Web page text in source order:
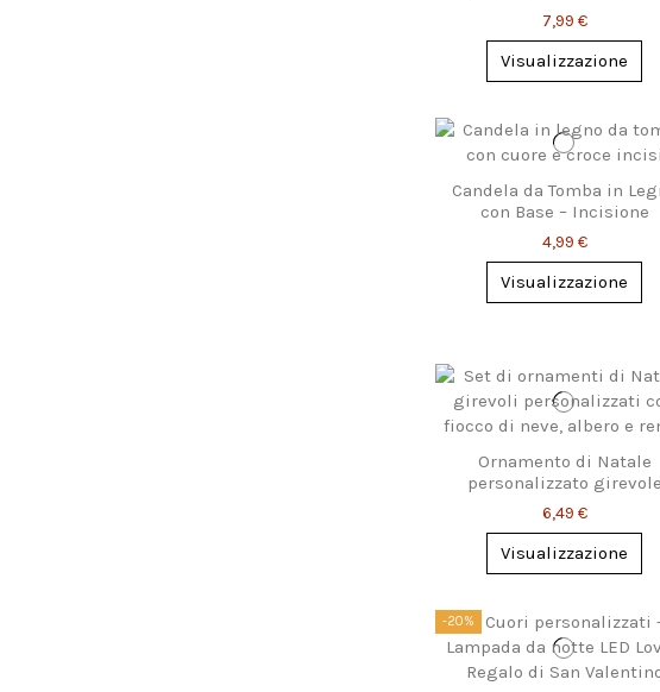
di Halloween da Brivido
7,99 €
Visualizzazione
Candela da Tomba in
con Base – Incisione
Personalizzata
4,99 €
Visualizzazione
Ornamento di Natale
personalizzato girevole
6,49 €
Visualizzazione
-20%